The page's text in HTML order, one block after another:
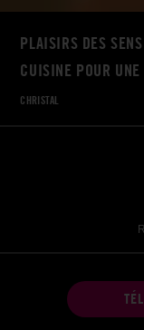
PLAISIRS DES
CUISINE POUR UNE
CHRISTAL